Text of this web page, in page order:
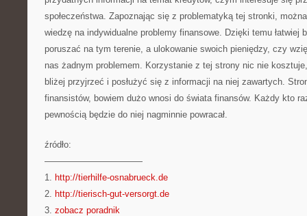
społeczeństwa. Zapoznając się z problematyką tej stronki,
wiedzę na indywidualne problemy finansowe. Dzięki temu łatwiej
poruszać na tym terenie, a ulokowanie swoich pieniędzy, czy
nas żadnym problemem. Korzystanie z tej strony nic nie
bliżej przyjrzeć i posłużyć się z informacji na niej zawartych.
finansistów, bowiem dużo wnosi do świata finansów. Każdy kto
pewnością będzie do niej nagminnie powracał.
źródło:
———————————
1. http://tierhilfe-osnabrueck.de
2. http://tierisch-gut-versorgt.de
3. zobacz poradnik